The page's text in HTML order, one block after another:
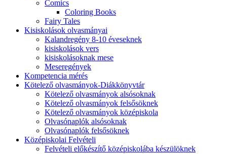
Comics
Coloring Books
Fairy Tales
Kisiskolások olvasmányai
Kalandregény 8-10 éveseknek
kisiskolások vers
kisiskolásoknak mese
Meseregények
Kompetencia mérés
Kötelező olvasmányok-Diákkönyvtár
Kötelező olvasmányok alsósoknak
Kötelező olvasmányok felsősöknek
Kötelező olvasmányok középiskola
Olvasónaplók alsósoknak
Olvasónaplók felsősöknek
Középiskolai Felvételi
Felvételi előkészítő középiskolába készülöknek